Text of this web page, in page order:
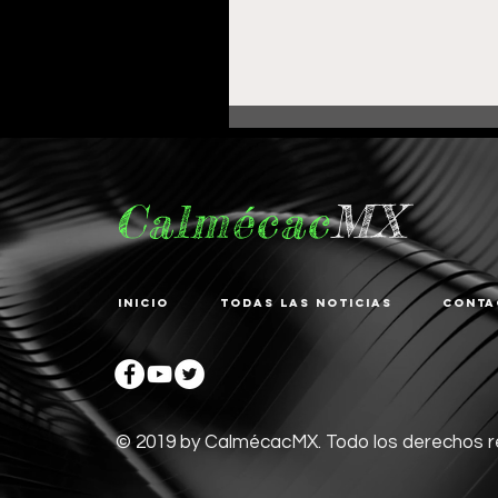
Fortalece Gobierno de
Pepe Saldívar la
educación en La
comodato de Centro de
CalmécacMX
Inicio Todas las noticias
© 2019 by CalmécacMX. Todo los derechos